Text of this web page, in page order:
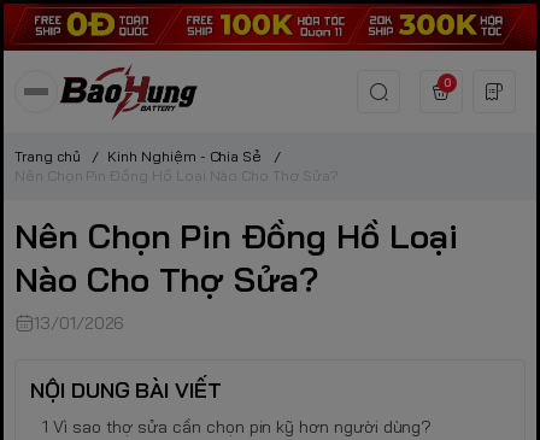
0
Trang chủ / Kinh Nghiệm - Chia Sẻ
/
Nên Chọn Pin Đồng Hồ Loại Nào Cho Thợ Sửa?
Nên Chọn Pin Đồng Hồ Loại
Nào Cho Thợ Sửa?
13/01/2026
NỘI DUNG BÀI VIẾT
Vì sao thợ sửa cần chọn pin kỹ hơn người dùng?